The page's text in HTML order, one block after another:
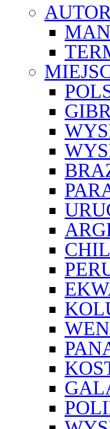
AUTOR